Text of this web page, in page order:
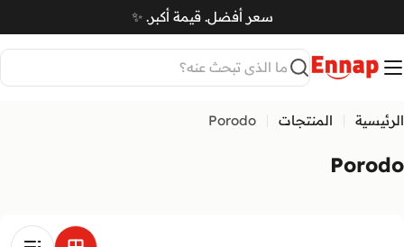
to
سعر أفضل. قيمة أكبر. ✨
بحث
الرئيسية المنتجات Porodo
ا
Porodo